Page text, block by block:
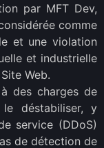
par MFT Dev,
comme
et une violation
et industrielle
Web.
des charges de
déstabiliser, y
service (DDoS)
de détection de